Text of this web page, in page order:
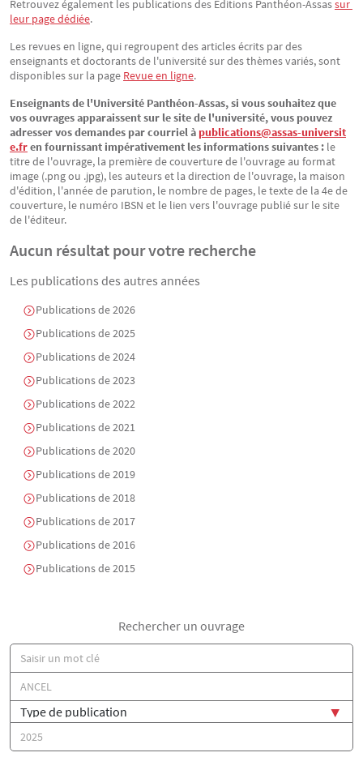
Retrouvez également les publications des Éditions Panthéon-Assassur
leur page dédiée.
Les revues en ligne, qui regroupent des articles écrits par des
enseignants et doctorants de l'université sur des thèmes variés, sont
disponibles sur la page Revue en ligne.
Enseignants de l'Université Panthéon-Assas, si vous souhaitez que
vos ouvrages apparaissent sur le site de l'université, vous pouvez
adresser vos demandes par courriel à publications@assas-universit
e.fren fournissant impérativement les informations suivantes : le
titre de l'ouvrage, la première de couverture de l'ouvrage au format
image (.png ou .jpg), les auteurs et la direction de l'ouvrage, la maison
d'édition, l'année de parution, le nombre de pages, le texte de la 4e de
couverture, le numéro IBSN et le lien vers l'ouvrage publié sur le site
de l'éditeur.
Aucun résultat pour votre recherche
Les publications des autres années
Publications de 2026
Publications de 2025
Publications de 2024
Publications de 2023
Publications de 2022
Publications de 2021
Publications de 2020
Publications de 2019
Publications de 2018
Publications de 2017
Publications de 2016
Publications de 2015
Rechercher un ouvrage